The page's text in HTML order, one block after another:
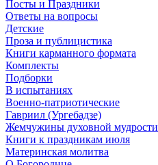
Посты и Праздники
Ответы на вопросы
Детские
Проза и публицистика
Книги карманного формата
Комплекты
Подборки
В испытаниях
Военно-патриотические
Гавриил (Ургебадзе)
Жемчужины духовной мудрости
Книги к праздникам июля
Материнская молитва